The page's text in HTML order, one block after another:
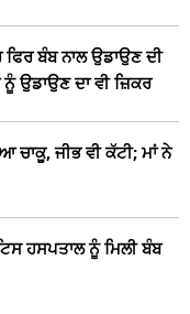
ਬੰਬ ਨਾਲ ਉਡਾਉਣ ਦੀ
ਨੂੰ ਉਡਾਉਣ ਦਾ ਵੀ ਜ਼ਿਕਰ
ਚਾਕੂ, ਜੀਭ ਵੀ ਕੱਟੀ; ਮਾਂ ਨੇ
ਹਸਪਤਾਲ ਨੂੰ ਮਿਲੀ ਬੰਬ